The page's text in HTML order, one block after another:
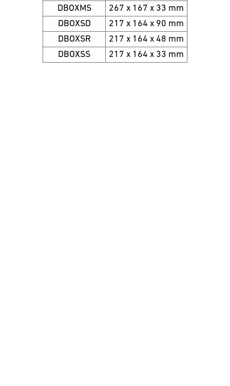
DBOXMS
267 x 167 x 33 mm
DBOXSD
217 x 164 x 90 mm
DBOXSR
217 x 164 x 48 mm
DBOXSS
217 x 164 x 33 mm